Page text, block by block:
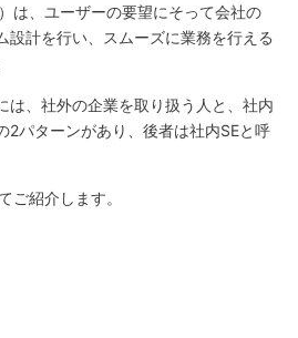
は、ユーザーの要望にそって会社の
設計を行い、スムーズに業務を行える
は、社外の企業を取り扱う人と、社内
2パターンがあり、後者は社内SEと呼
ご紹介します。